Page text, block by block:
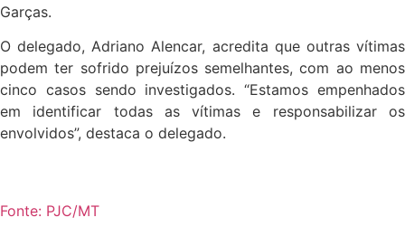
Garças.
O delegado, Adriano Alencar, acredita que outras vítimas
podem ter sofrido prejuízos semelhantes, com ao menos
cinco casos sendo investigados. “Estamos empenhados
em identificar todas as vítimas e responsabilizar os
envolvidos”, destaca o delegado.
Fonte: PJC/MT